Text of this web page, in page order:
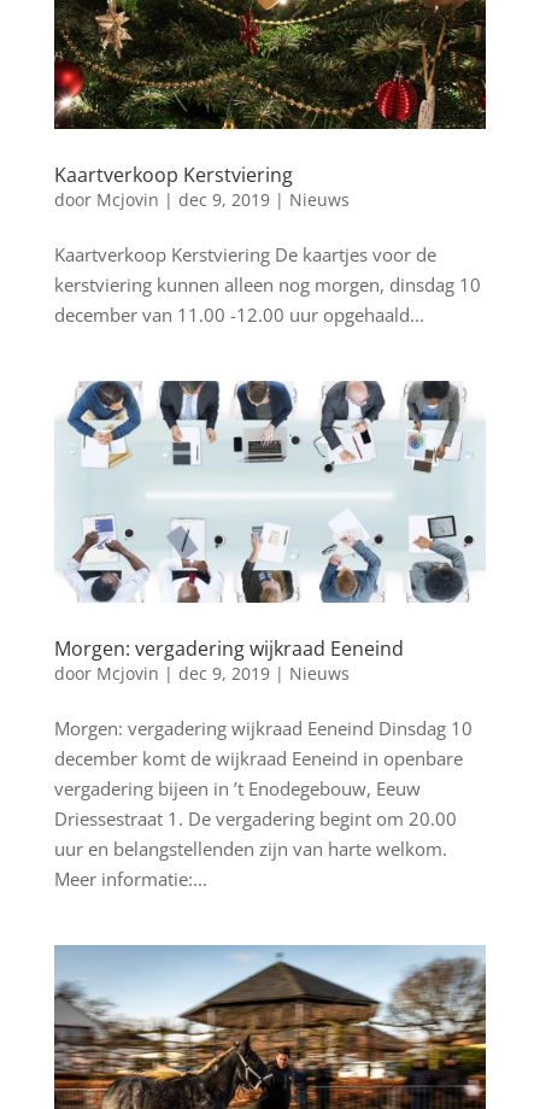
Kaartverkoop Kerstviering
door Mcjovin | dec 9, 2019| Nieuws
Kaartverkoop Kerstviering De kaartjes voor de
kerstviering kunnen alleen nog morgen, dinsdag 10
december van 11.00 -12.00 uur opgehaald...
Morgen: vergadering wijkraad Eeneind
door Mcjovin | dec 9, 2019| Nieuws
Morgen: vergadering wijkraad Eeneind Dinsdag 10
december komt de wijkraad Eeneind in openbare
vergadering bijeen in ’t Enodegebouw, Eeuw
Driessestraat 1. De vergadering begint om 20.00
uur en belangstellenden zijn van harte welkom.
Meer informatie:...